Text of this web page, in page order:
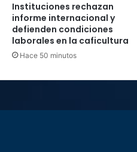
Instituciones rechazan
informe internacional y
defienden condiciones
laborales en la caficultura
Hace 50 minutos